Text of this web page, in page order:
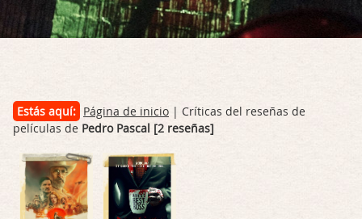
Estás aquí: Página de inicio | Críticas del reseñas de
películas de Pedro Pascal [2 reseñas]